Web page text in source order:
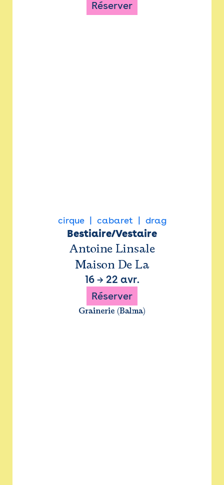
Réserver
cirque cabaret drag
Bestiaire/Vestaire
Antoine Linsale
Maison De La
16→ 22 avr.
Réserver
Grainerie (Balma)